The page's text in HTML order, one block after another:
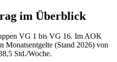
im Überblick
VG 1 bis VG 16. Im AOK
Monatsentgelte (Stand 2026) von
Std./Woche.